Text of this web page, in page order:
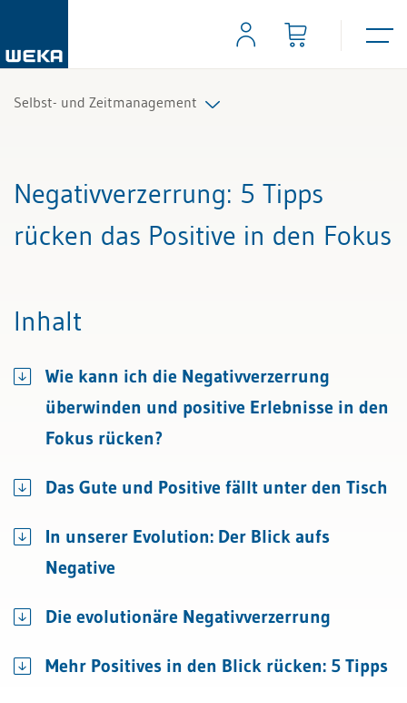
Selbst- und Zeitmanagement
Negativverzerrung: 5 Tipps
rücken das Positive in den Fokus
Inhalt
Wie kann ich die Negativverzerrung
überwinden und positive Erlebnisse in den
Fokus rücken?
Das Gute und Positive fällt unter den Tisch
In unserer Evolution: Der Blick aufs
Negative
Die evolutionäre Negativverzerrung
Mehr Positives in den Blick rücken: 5 Tipps